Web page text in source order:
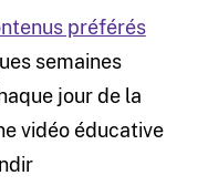
préférés
semaines
jour de la
vidéo éducative